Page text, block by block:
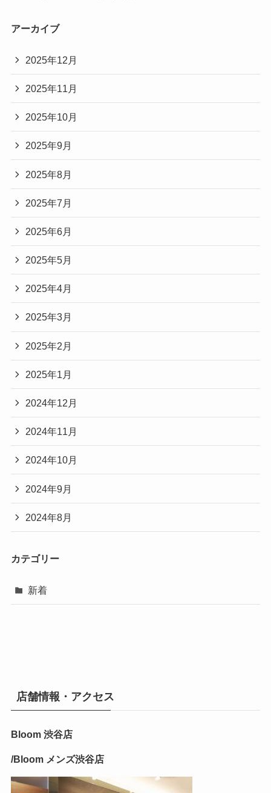
アーカイブ
2025年12月
2025年11月
2025年10月
2025年9月
2025年8月
2025年7月
2025年6月
2025年5月
2025年4月
2025年3月
2025年2月
2025年1月
2024年12月
2024年11月
2024年10月
2024年9月
2024年8月
カテゴリー
新着
店舗情報・アクセス
Bloom 渋谷店
/Bloom メンズ渋谷店